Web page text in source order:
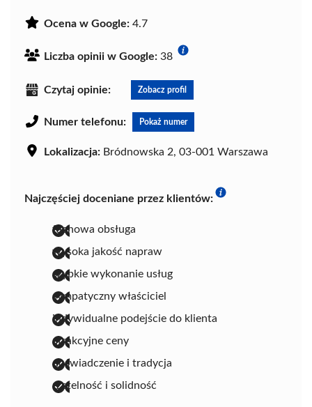
Ocena w Google: 4.7
Liczba opinii w Google: 38
Czytaj opinie: Zobacz profil
Numer telefonu: Pokaż numer
Lokalizacja: Bródnowska 2, 03-001 Warszawa
Najczęściej doceniane przez klientów:
fachowa obsługa
wysoka jakość napraw
szybkie wykonanie usług
sympatyczny właściciel
indywidualne podejście do klienta
atrakcyjne ceny
doświadczenie i tradycja
rzetelność i solidność